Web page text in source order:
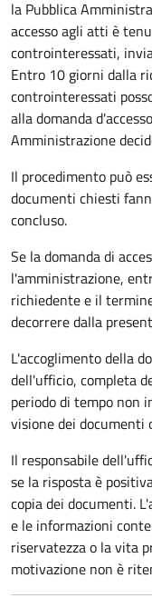
la Pubblica
accesso agli atti è
controinteressati,
Entro 10 giorni dalla
controinteressati
alla domanda
Amministrazione
Il procedimento può
documenti chiesti
concluso.
Se la domanda di
l'amministrazione,
richiedente e il
decorrere dalla
L'accoglimento della
dell'ufficio, completa
periodo di tempo non
visione dei documenti
Il responsabile
se la risposta è
copia dei documenti.
e le informazioni
riservatezza o la vita
motivazione non è